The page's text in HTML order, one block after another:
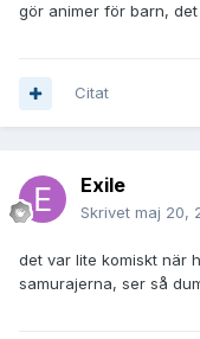
gör animer för barn,
Citat
Exile
Skrivet maj 20,
det var lite komiskt när
samurajerna, ser så